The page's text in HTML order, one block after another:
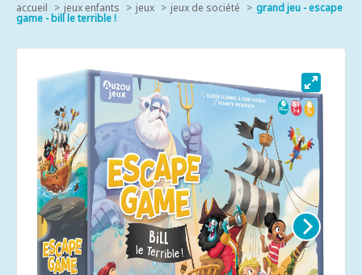
accueil jeux enfants jeux jeux de société grand jeu - escape
game - bill le terrible !